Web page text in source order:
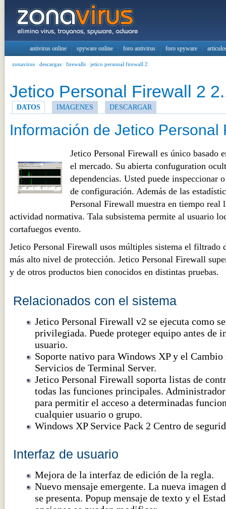
antivirus online spyware online foro antivirus foro spyware
zonavirus / descargas / firewalls / jetico personal firewall 2
Jetico Personal Firewall 2
DATOS IMAGENES DESCARGAR
Información de Jetico Personal
Jetico Personal Firewall es único basado
el mercado. Su abierta confuguration
dependencias. Usted puede inspeccionar
de configuración. Además de las
Personal Firewall muestra en tiempo real
actividad normativa. Tala subsistema permite al usuario
cortafuegos evento.
Jetico Personal Firewall usos múltiples sistema el filtrado
más alto nivel de protección. Jetico Personal Firewall
y de otros productos bien conocidos en distintas pruebas.
Relacionados con el sistema
Jetico Personal Firewall v2 se ejecuta como
privilegiada. Puede proteger equipo antes de
usuario.
Soporte nativo para Windows XP y el Cambio
Servicios de Terminal Server.
Jetico Personal Firewall soporta listas de
todas las funciones principales.
para permitir el acceso a determinadas
cualquier usuario o grupo.
Windows XP Service Pack 2 Centro de
Interfaz de usuario
Mejora de la interfaz de edición de la regla.
Nuevo mensaje emergente. La nueva imagen
se presenta. Popup mensaje de texto y el